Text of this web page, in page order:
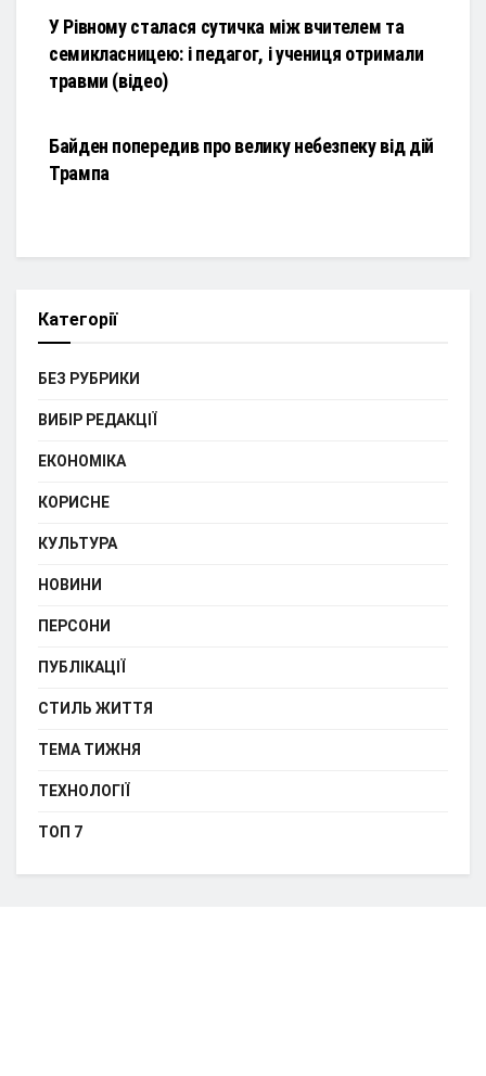
У Рівному сталася сутичка між вчителем та
семикласницею: і педагог, і учениця отримали
травми (відео)
Байден попередив про велику небезпеку від дій
Трампа
Категорії
БЕЗ РУБРИКИ
ВИБІР РЕДАКЦІЇ
ЕКОНОМІКА
КОРИСНЕ
КУЛЬТУРА
НОВИНИ
ПЕРСОНИ
ПУБЛІКАЦІЇ
СТИЛЬ ЖИТТЯ
ТЕМА ТИЖНЯ
ТЕХНОЛОГІЇ
ТОП 7